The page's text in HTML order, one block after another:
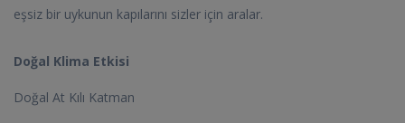
eşsiz bir uykunun kapılarını sizler için aralar.
Doğal Klima Etkisi
Doğal At Kılı Katman